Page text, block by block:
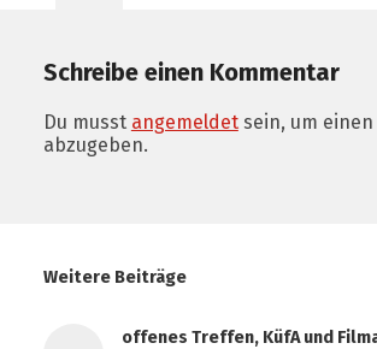
Schreibe einen Kommentar
Du musst angemeldetsein, um
abzugeben.
Weitere Beiträge
offenes Treffen, KüfA und